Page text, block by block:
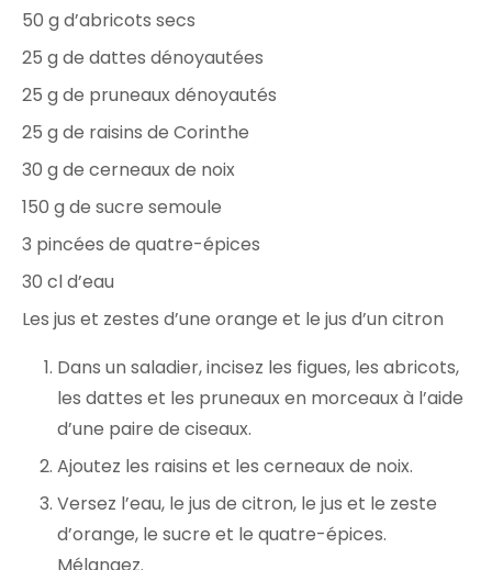
50 g d’abricots secs
25 g de dattes dénoyautées
25 g de pruneaux dénoyautés
25 g de raisins de Corinthe
30 g de cerneaux de noix
150 g de sucre semoule
3 pincées de quatre-épices
30 cl d’eau
Les jus et zestes d’une orange et le jus d’un citron
Dans un saladier, incisez les figues, les abricots,
les dattes et les pruneaux en morceaux à l’aide
d’une paire de ciseaux.
Ajoutez les raisins et les cerneaux de noix.
Versez l’eau, le jus de citron, le jus et le zeste
d’orange, le sucre et le quatre-épices.